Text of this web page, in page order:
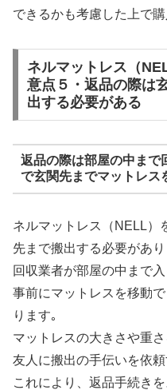
できるかも考慮した上で
ネルマットレス（
意点５・返品の際は
出する必要がある
返品の際は部屋の中まで
で玄関先までマットレス
ネルマットレス（NELL）
先まで搬出する必要があり
回収業者が部屋の中まで
事前にマットレスを移動
ります｡
マットレスの大きさや重
友人に搬出の手伝いを依
これにより、返品手続き